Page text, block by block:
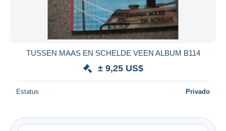
TUSSEN MAAS EN SCHELDE VEEN ALBUM B114
± 9,25 US$
Estatus Privado